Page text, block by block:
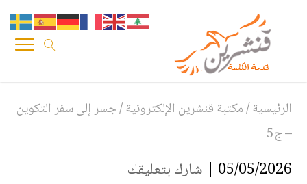
الرئيسية/مكتبة قنشرين الإلكترونية/جسر إلى سفر التكوين
– ج5
05/05/2026 | شارك بتعليقك